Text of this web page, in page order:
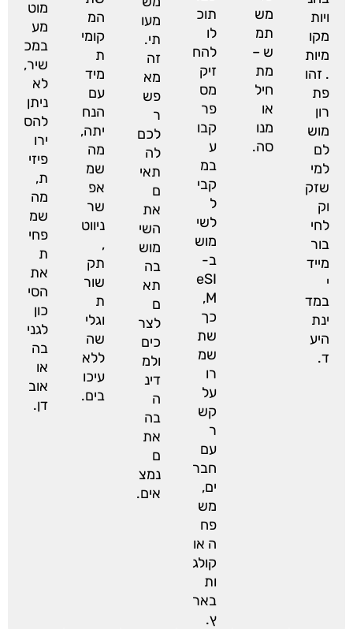
ויות
מקו
מיות
. זהו
פת
רון
מוש
לם
למי
שזק
וק
לחי
בור
מייד
י
במד
ינת
היע
ד.
מש
תמ
ש –
מת
חיל
או
מנו
סה.
תוכ
לו
להח
זיק
מס
פר
קבו
ע
במ
קבי
ל
לשי
מוש
ב-
eSI
M,
כך
שת
שמ
רו
על
קש
ר
עם
חבר
ים,
מש
פח
ה או
קולג
ות
באר
ץ.
מעו
תי.
זה
מא
פש
ר
לכם
לה
תאי
ם
את
השי
מוש
בה
תא
ם
לצר
כים
ולמ
דינ
ה
בה
את
ם
נמצ
אים.
המ
קומי
ת
מיד
עם
הנח
יתה,
מה
שמ
אפ
שר
ניווט
,
תק
שור
ת
וגלי
שה
ללא
עיכו
בים.
מוט
מע
במכ
שיר,
לא
ניתן
להס
ירו
פיזי
ת,
מה
שמ
פחי
ת
את
הסי
כון
לגני
בה
או
אוב
דן.